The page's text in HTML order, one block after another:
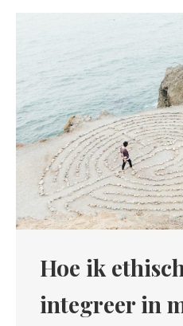
Hoe ik
integreer in